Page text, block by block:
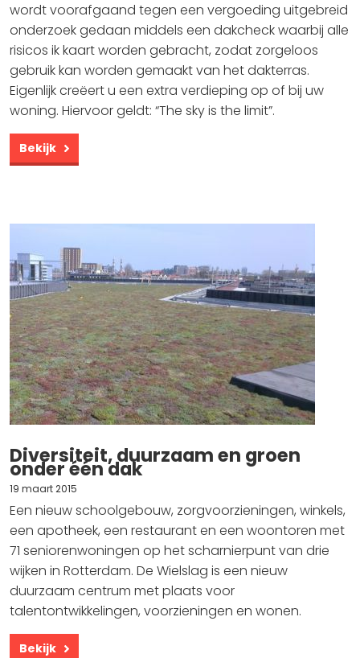
wordt voorafgaand tegen een vergoeding uitgebreid
onderzoek gedaan middels een dakcheck waarbij alle
risicos ik kaart worden gebracht, zodat zorgeloos
gebruik kan worden gemaakt van het dakterras.
Eigenlijk creëert u een extra verdieping op of bij uw
woning. Hiervoor geldt: “The sky is the limit”.
Bekijk
Diversiteit, duurzaam en groen
onder één dak
19 maart 2015
Een nieuw schoolgebouw, zorgvoorzieningen, winkels,
een apotheek, een restaurant en een woontoren met
71 seniorenwoningen op het scharnierpunt van drie
wijken in Rotterdam. De Wielslag is een nieuw
duurzaam centrum met plaats voor
talentontwikkelingen, voorzieningen en wonen.
Bekijk